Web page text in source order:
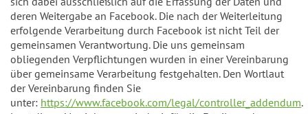
deren Weitergabe an Facebook. Die nach der Weiterleitung
erfolgende Verarbeitung durch Facebook ist nicht Teil der
gemeinsamen Verantwortung. Die uns gemeinsam
obliegenden Verpflichtungen wurden in einer Vereinbarung
über gemeinsame Verarbeitung festgehalten. Den Wortlaut
der Vereinbarung finden Sie
unter: https://www.facebook.com/legal/controller_addendum.